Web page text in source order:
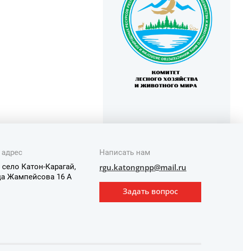
Катон-Карагай,
Жампейсова 16 А
Написать нам
rgu.katongnpp@mail.ru
Задать вопрос